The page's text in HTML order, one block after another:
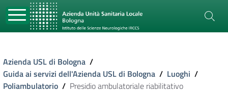
Azienda USL di Bologna /
Guida ai servizi dell'Azienda USL di Bologna / Luoghi /
Poliambulatorio / Presidio ambulatoriale riabilitativo